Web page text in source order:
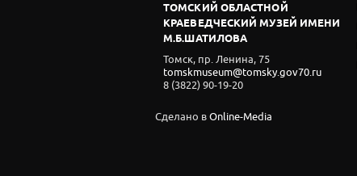
ТОМСКИЙ ОБЛАСТНОЙ
КРАЕВЕДЧЕСКИЙ МУЗЕЙ ИМЕНИ
М.Б.ШАТИЛОВА
Томск, пр. Ленина, 75
tomskmuseum@tomsky.gov70.ru
8 (3822) 90-19-20
Сделано вOnline-Media